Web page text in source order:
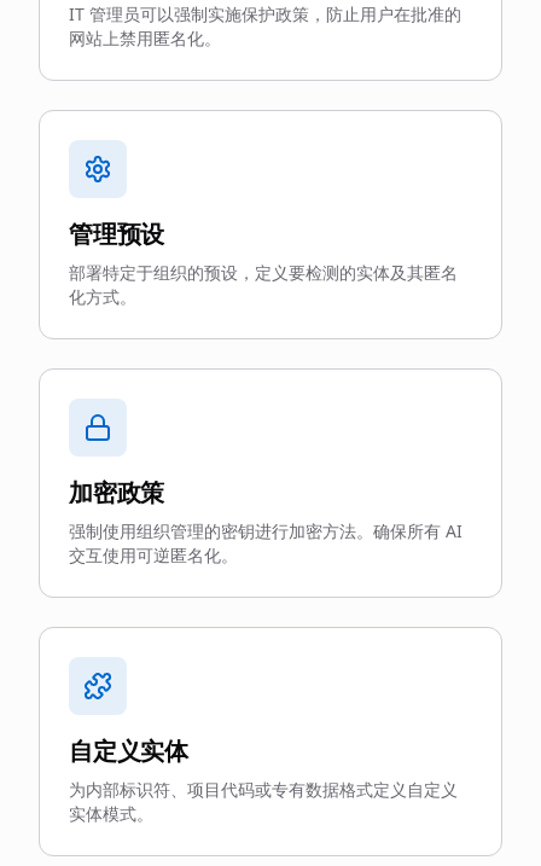
IT 管理员可以强制实施保护政策，防止用户在批准的
网站上禁用匿名化。
管理预设
部署特定于组织的预设，定义要检测的实体及其匿名
化方式。
加密政策
强制使用组织管理的密钥进行加密方法。确保所有 AI
交互使用可逆匿名化。
自定义实体
为内部标识符、项目代码或专有数据格式定义自定义
实体模式。